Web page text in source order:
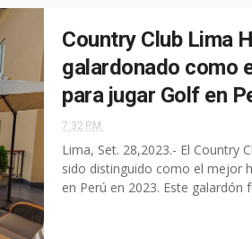
Country Club Lima
galardonado como
para jugar Golf en
7:32 P.M.
Lima, Set. 28,2023.- El Country
sido distinguido como el mejor
en Perú en 2023. Este galardón